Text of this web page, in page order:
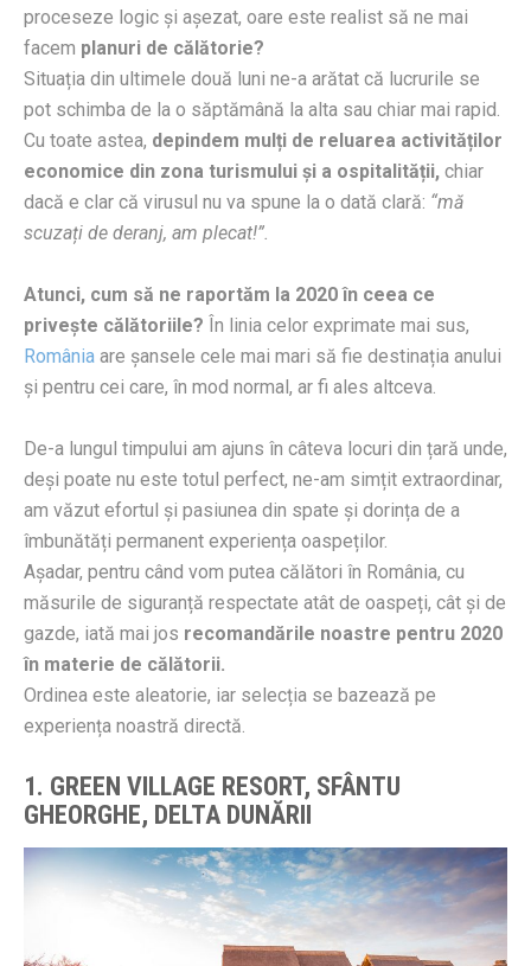
proceseze logic și așezat, oare este realist să ne mai
facem planuri de călătorie?
Situația din ultimele două luni ne-a arătat că lucrurile se
pot schimba de la o săptămână la alta sau chiar mai rapid.
Cu toate astea, depindem mulți de reluarea activităților
economice din zona turismului și a ospitalității, chiar
dacă e clar că virusul nu va spune la o dată clară: “mă
scuzați de deranj, am plecat!”.
Atunci, cum să ne raportăm la 2020 în ceea ce
privește călătoriile? În linia celor exprimate mai sus,
România are șansele cele mai mari să fie destinația anului
și pentru cei care, în mod normal, ar fi ales altceva.
De-a lungul timpului am ajuns în câteva locuri din țară unde,
deși poate nu este totul perfect, ne-am simțit extraordinar,
am văzut efortul și pasiunea din spate și dorința de a
îmbunătăți permanent experiența oaspeților.
Așadar, pentru când vom putea călători în România, cu
măsurile de siguranță respectate atât de oaspeți, cât și de
gazde, iată mai jos recomandările noastre pentru 2020
în materie de călătorii.
Ordinea este aleatorie, iar selecția se bazează pe
experiența noastră directă.
1. GREEN VILLAGE RESORT, SFÂNTU
GHEORGHE, DELTA DUNĂRII